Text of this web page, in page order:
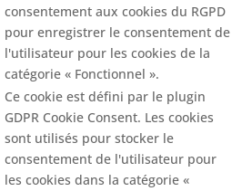
consentement aux cookies du RGPD
pour enregistrer le consentement de
l'utilisateur pour les cookies de la
catégorie « Fonctionnel ».
Ce cookie est défini par le plugin
GDPR Cookie Consent. Les cookies
sont utilisés pour stocker le
consentement de l'utilisateur pour
les cookies dans la catégorie «